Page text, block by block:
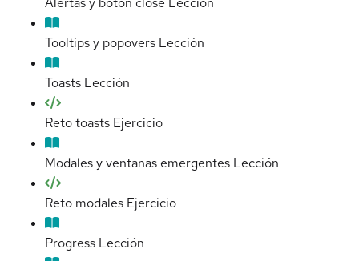
Tooltips y popovers Lección
Toasts Lección
Reto toasts Ejercicio
Modales y ventanas emergentes Lección
Reto modales Ejercicio
Progress Lección